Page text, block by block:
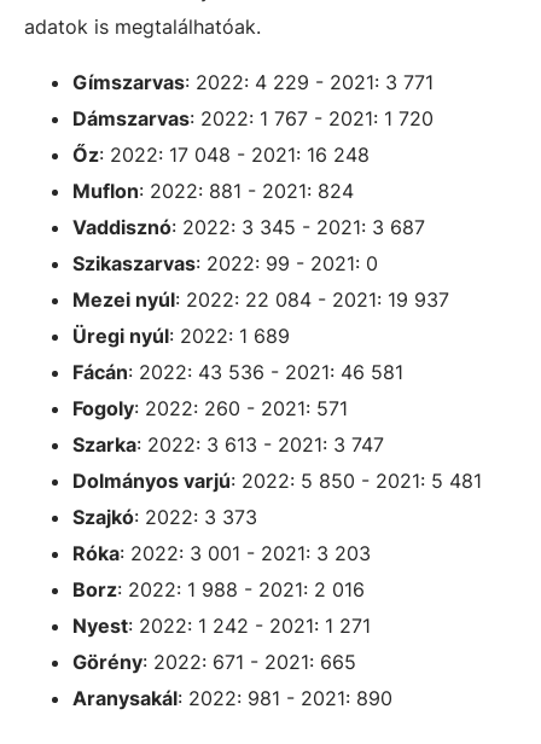
adatok is megtalálhatóak.
Gímszarvas: 2022: 4 229 - 2021: 3 771
Dámszarvas: 2022: 1 767 - 2021: 1 720
Őz: 2022: 17 048 - 2021: 16 248
Muflon: 2022: 881 - 2021: 824
Vaddisznó: 2022: 3 345 - 2021: 3 687
Szikaszarvas: 2022: 99 - 2021: 0
Mezei nyúl: 2022: 22 084 - 2021: 19 937
Üregi nyúl: 2022: 1 689
Fácán: 2022: 43 536 - 2021: 46 581
Fogoly: 2022: 260 - 2021: 571
Szarka: 2022: 3 613 - 2021: 3 747
Dolmányos varjú: 2022: 5 850 - 2021: 5 481
Szajkó: 2022: 3 373
Róka: 2022: 3 001 - 2021: 3 203
Borz: 2022: 1 988 - 2021: 2 016
Nyest: 2022: 1 242 - 2021: 1 271
Görény: 2022: 671 - 2021: 665
Aranysakál: 2022: 981 - 2021: 890